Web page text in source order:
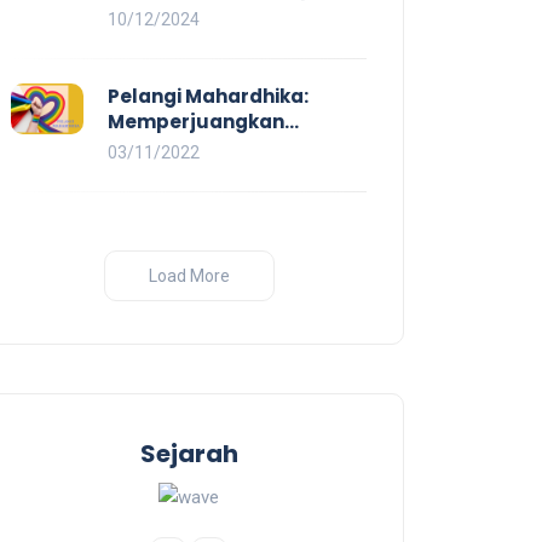
Demokrasi
Mahardhika Soroti Kerja
10/12/2024
Pelangi Mahardhika:
Memperjuangkan
Kesetaraan untuk Pekerja
03/11/2022
Load More
Sejarah